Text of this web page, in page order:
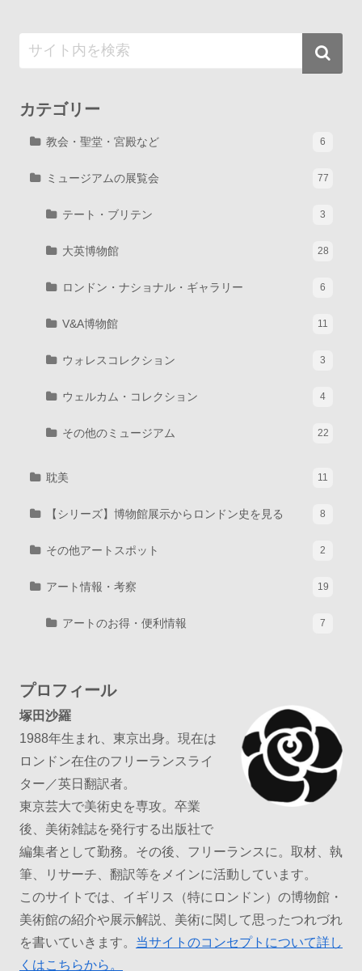
カテゴリー
教会・聖堂・宮殿など 6
ミュージアムの展覧会 77
テート・ブリテン 3
大英博物館 28
ロンドン・ナショナル・ギャラリー 6
V&A博物館 11
ウォレスコレクション 3
ウェルカム・コレクション 4
その他のミュージアム 22
耽美 11
【シリーズ】博物館展示からロンドン史を見る 8
その他アートスポット 2
アート情報・考察 19
アートのお得・便利情報 7
プロフィール
塚田沙羅
1988年生まれ、東京出身。現在は
ロンドン在住のフリーランスライ
ター／英日翻訳者。
東京芸大で美術史を専攻。卒業
後、美術雑誌を発行する出版社で
編集者として勤務。その後、フリーランスに。取材、執
筆、リサーチ、翻訳等をメインに活動しています。
このサイトでは、イギリス（特にロンドン）の博物館・
美術館の紹介や展示解説、美術に関して思ったつれづれ
を書いていきます。 当サイトのコンセプトについて詳し
くはこちらから。